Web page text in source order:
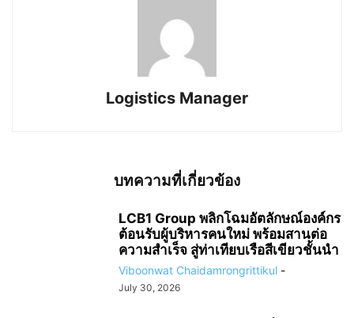
Logistics Manager
บทความที่เกี่ยวข้อง
LCB1 Group พลิกโฉมอัตลักษณ์องค์กร
ต้อนรับผู้บริหารคนใหม่ พร้อมสานต่อ
ความสำเร็จ สู่ท่าเทียบเรือสีเขียวชั้นนำ
Viboonwat Chaidamrongrittikul -
July 30, 2026